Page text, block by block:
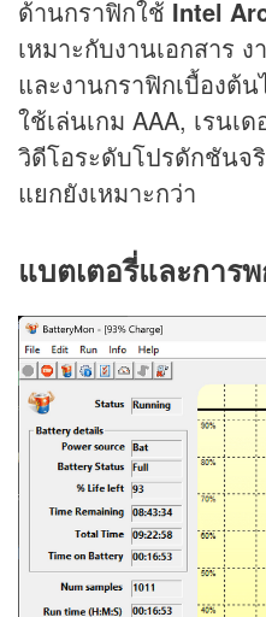
ด้านกราฟิกใช้ Intel
เหมาะกับงานเอกสาร
และงานกราฟิกเบื้องต้
ใช้เล่นเกม AAA, เรนเ
วิดีโอระดับโปรดักชันจ
แยกยังเหมาะกว่า
แบตเตอรี่และการ